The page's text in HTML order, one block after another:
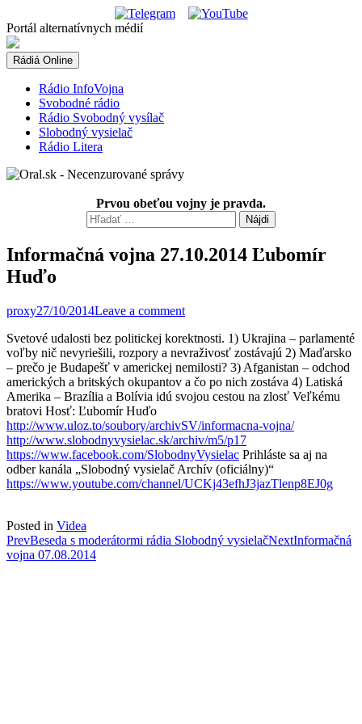
to
content
Portál alternatívnych médií
Rádiá Online
Rádio InfoVojna
Svobodné rádio
Rádio Svobodný vysílač
Slobodný vysielač
Rádio Litera
Prvou obeťou vojny je pravda.
Hľadať:
Informačná vojna 27.10.2014 Ľubomír
Huďo
proxy27/10/2014Leave a comment
Svetové udalosti bez politickej korektnosti. 1) Ukrajina – parlamenté
voľby nič nevyriešili, rozpory a nevraživosť zostávajú 2) Maďarsko
– prečo je Budapešť v americkej nemilosti? 3) Afganistan – odchod
amerických a britských okupantov a čo po nich zostáva 4) Latiská
Amerika – Brazília a Bolívia idú svojou cestou na zlosť Veľkému
bratovi Hosť: Ľubomír Huďo
http://www.uloz.to/soubory/archivSV/informacna-vojna/
http://www.slobodnyvysielac.sk/archiv/m5/p17
https://www.facebook.com/SlobodnyVysielac Prihláste sa aj na
odber kanála „Slobodný vysielač Archív (oficiálny)“
https://www.youtube.com/channel/UCKj43efhJ3jazTlenp8EJ0g
Posted in Videa
Post
navigation
PrevBeseda s moderátormi rádia Slobodný vysielačNextInformačná
vojna 07.08.2014